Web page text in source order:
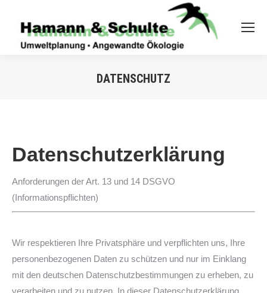
DATENSCHUTZ
Datenschutzerklärung
Anforderungen der Art. 13 und 14 DSGVO
(Informationspflichten)
Wir respektieren Ihre Privatsphäre und verpflichten uns, Ihre
personenbezogenen Daten zu schützen und nur im Einklang
mit den deutschen Datenschutzbestimmungen zu erheben, zu
verarbeiten und zu nutzen. In dieser Datenschutzerklärung